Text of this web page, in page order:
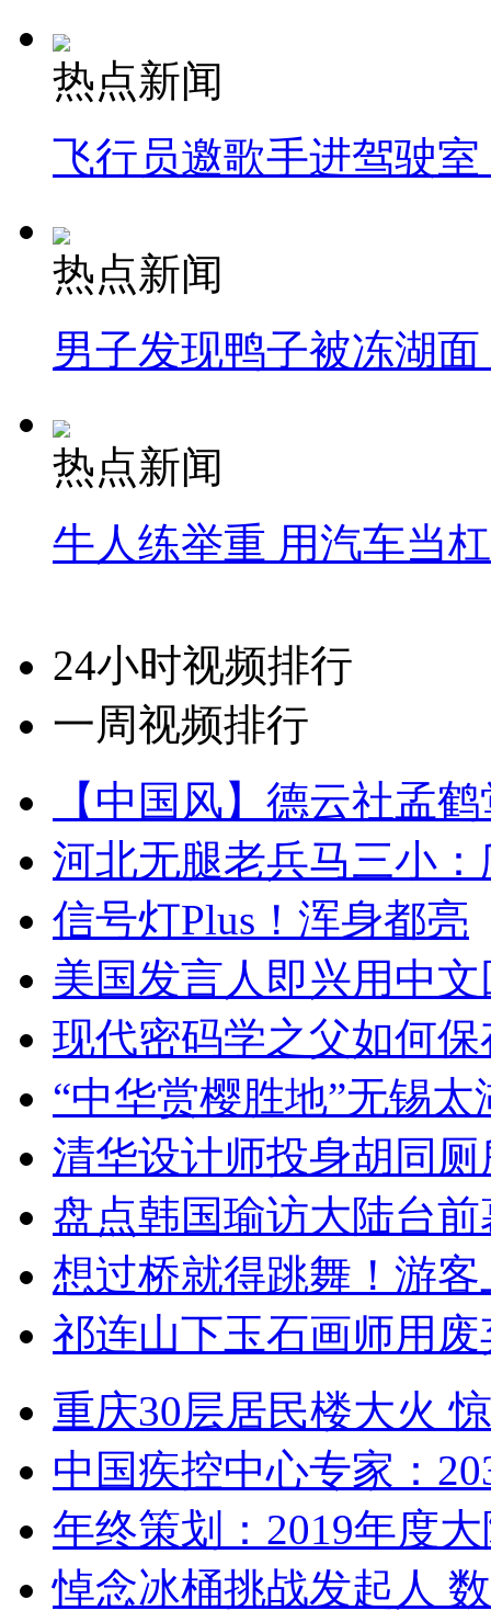
热点新闻
飞行员邀歌手进驾驶
热点新闻
男子发现鸭子被冻湖
热点新闻
牛人练举重 用汽车当
24小时视频排行
一周视频排行
【中国风】德云社孟
河北无腿老兵马三小
信号灯Plus！浑身都亮
美国发言人即兴用中
现代密码学之父如何
“中华赏樱胜地”无锡
清华设计师投身胡同
盘点韩国瑜访大陆台
想过桥就得跳舞！游客
祁连山下玉石画师用
重庆30层居民楼大火
中国疾控中心专家：
年终策划：2019年度
悼念冰桶挑战发起人